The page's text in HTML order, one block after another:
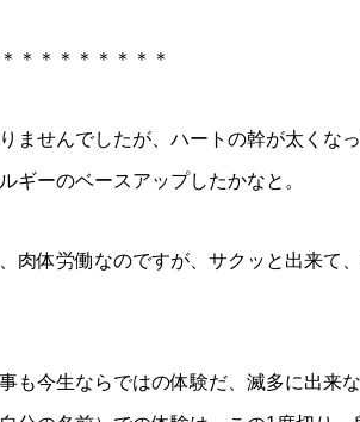
＊＊＊＊＊＊＊＊
ませんでしたが、ハートの幹が太くな
ギーのベースアップしたかなと。
肉体労働なのですが、サクッと出来て
も今生ならではの体験だ、滅多に出来